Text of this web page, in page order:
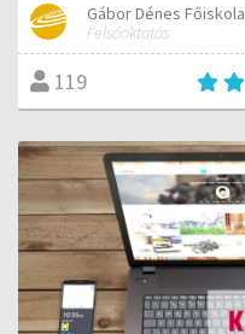
Gábor Dénes Főiskola
Felsőoktatás
119